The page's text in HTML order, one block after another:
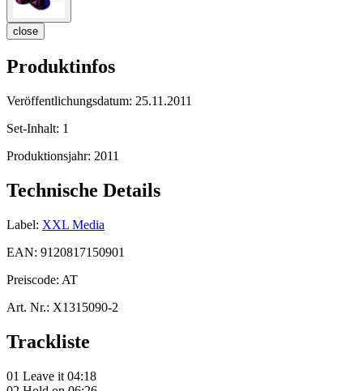
close
Produktinfos
Veröffentlichungsdatum: 25.11.2011
Set-Inhalt: 1
Produktionsjahr: 2011
Technische Details
Label: XXL Media
EAN: 9120817150901
Preiscode: AT
Art. Nr.: X1315090-2
Trackliste
01 Leave it 04:18